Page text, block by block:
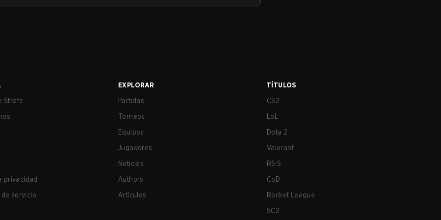
Strafe
privacidad
servicio
EXPLORAR
Partidas
Torneos
Equipos
Jugadores
Noticias
Authors
Artículos
TÍTULOS
CS2
LoL
Dota 2
Valorant
R6:S
CoD
Rocket League
SC2